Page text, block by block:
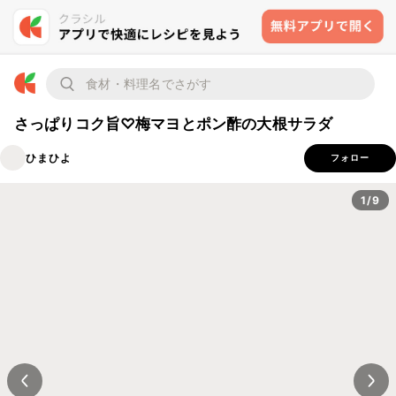
さっぱりコク旨♡梅マヨとポン酢の大根サラダ
ひまひよ フォロー
1/9